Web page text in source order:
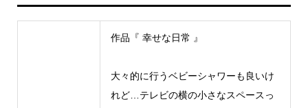
作品『 幸せな日常 』
大々的に行うベビーシャワーも良いけ
れど…テレビの横の小さなスペースっ